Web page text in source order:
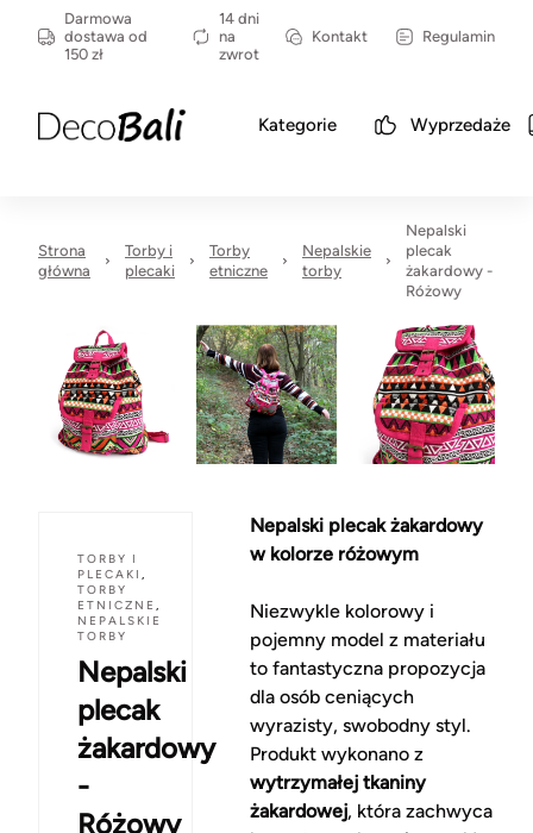
Darmowa
dostawa od
150 zł
14 dni
na
zwrot
Kontakt Regulamin
Kategorie Wyprzedaże
Strona
główna
Torby i
plecaki
Torby
etniczne
Nepalskie
torby
Nepalski
plecak
żakardowy -
Różowy
TORBY I
PLECAKI ,
TORBY
ETNICZNE ,
NEPALSKIE
TORBY
Nepalski
plecak
żakardowy
-
Różowy
Nepalski plecak żakardowy
w kolorze różowym
Niezwykle kolorowy i
pojemny model z materiału
to fantastyczna propozycja
dla osób ceniących
wyrazisty, swobodny styl.
Produkt wykonano z
wytrzymałej tkaniny
żakardowej, która zachwyca